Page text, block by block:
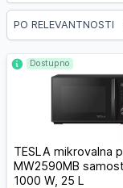
PO RELEVANTNOSTI
TESLA mikrovalna
MW2590MB
1000 W, 25 L
Dostupno